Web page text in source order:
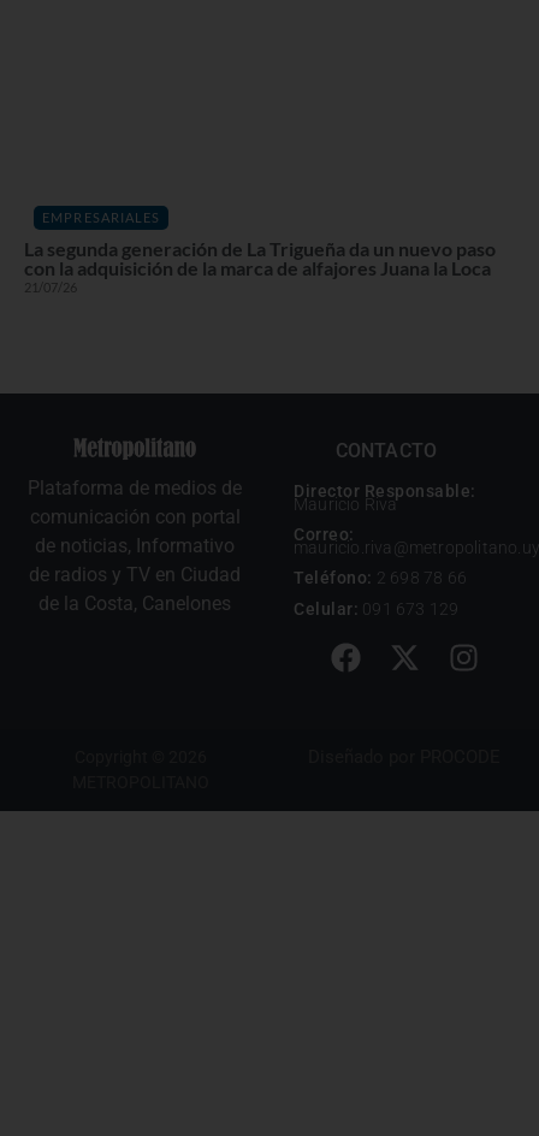
EMPRESARIALES
La segunda generación de La Trigueña da un nuevo paso
con la adquisición de la marca de alfajores Juana la Loca
21/07/26
Plataforma de medios de
comunicación con portal
de noticias, Informativo
de radios y TV en Ciudad
de la Costa, Canelones
CONTACTO
Director Responsable:
Mauricio Riva
Correo:
mauricio.riva@metropolitano.uy
Teléfono: 2 698 78 66
Celular: 091 673 129